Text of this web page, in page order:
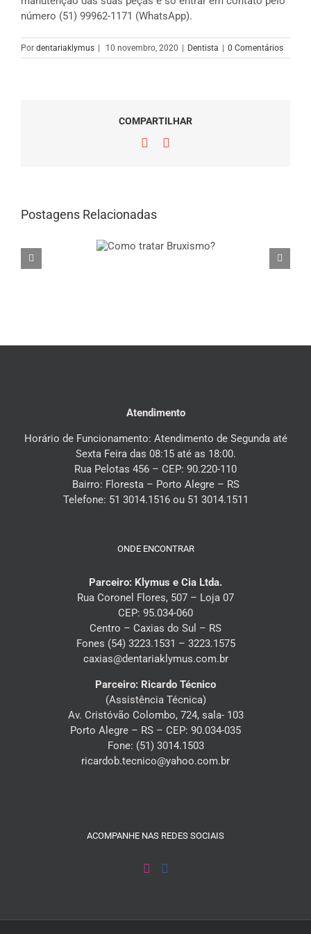
número (51) 99962-1171 (WhatsApp).
Por dentariaklymus 10 novembro, 2020 Dentista 0 Comentários
COMPARTILHAR
Facebook
Postagens Relacionadas
Como tratar
Bruxismo?
Como aumentar o caixa do consultório
Atendimento
Horário de Funcionamento: Atendimento de Segunda até
Sexta Feira das 08:15 até as 18:00.
Rua Pelotas 456 – CEP: 90.220-110
Bairro: Floresta – Porto Alegre – RS
Telefone: 51 3014.1516 ou 51 3014.1511
ONDE ENCONTRAR
Parceiro: Klymus e Cia Ltda.
Rua Coronel Flores, 507 – Loja 07
CEP: 95.034-060
Centro – Caxias do Sul – RS
Fones (54) 3223.1531 – 3223.1575
caxias@dentariaklymus.com.br
Parceiro: Ricardo Técnico
(Assistência Técnica)
Av. Cristóvão Colombo, 724, sala- 103
Porto Alegre – RS – CEP: 90.034-035
Fone: (51) 3014.1503
ricardob.tecnico@yahoo.com.br
ACOMPANHE NAS REDES SOCIAIS